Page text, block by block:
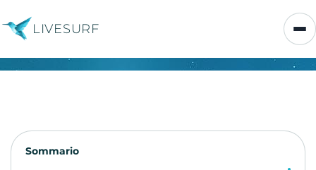
LIVESURF
Sommario